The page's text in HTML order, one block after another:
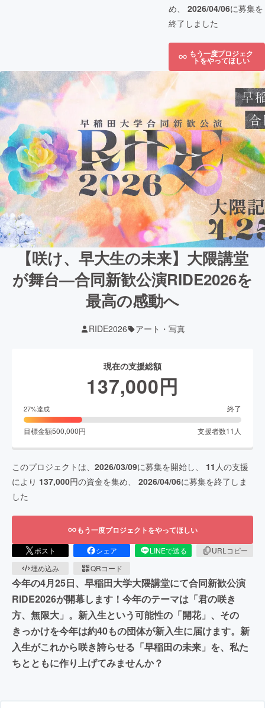
め、 2026/04/06に募集を
終了しました
もう一度プロジェク
トをやってほしい
【咲け、早大生の未来】大隈講堂
が舞台―合同新歓公演RIDE2026を
最高の感動へ
RIDE2026 アート・写真
現在の支援総額
137,000円
27%達成 終了
目標金額500,000円 支援者数11 人
このプロジェクトは、 2026/03/09に募集を開始し、 11 人の支援
により 137,000円の資金を集め、 2026/04/06に募集を終了しま
した
もう一度プロジェクトをやってほしい
ポスト シェア LINEで送る
URLコピー
埋め込み
QRコード
今年の4月25日、早稲田大学大隈講堂にて合同新歓公演
RIDE2026が開幕します！今年のテーマは「君の咲き
方、無限大」。新入生という可能性の「開花」、その
きっかけを今年は約40もの団体が新入生に届けます。新
入生がこれから咲き誇らせる「早稲田の未来」を、私た
ちとともに作り上げてみませんか？